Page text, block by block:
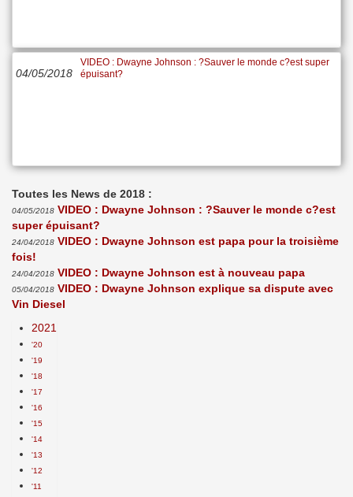
04/05/2018
VIDEO : Dwayne Johnson : ?Sauver le monde c?est super
épuisant?
Toutes les News de 2018 :
04/05/2018 VIDEO : Dwayne Johnson : ?Sauver le monde c?est
super épuisant?
24/04/2018 VIDEO : Dwayne Johnson est papa pour la troisième
fois!
24/04/2018 VIDEO : Dwayne Johnson est à nouveau papa
05/04/2018 VIDEO : Dwayne Johnson explique sa dispute avec
Vin Diesel
2021
'20
'19
'18
'17
'16
'15
'14
'13
'12
'11